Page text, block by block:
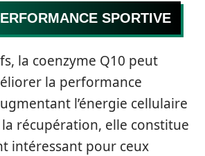
SPORTIVE
la coenzyme Q10 peut
la performance
l’énergie cellulaire
récupération, elle constitue
intéressant pour ceux